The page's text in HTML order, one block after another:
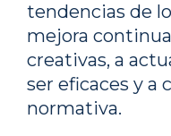
tendencias de
mejora
creativas, a
ser eficaces y a
normativa.